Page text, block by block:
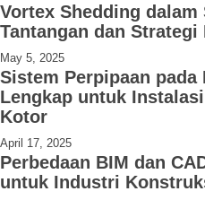
Vortex Shedding dalam
Tantangan dan Strategi
May 5, 2025
Sistem Perpipaan pada
Lengkap untuk
Kotor
April 17, 2025
Perbedaan BIM dan
untuk Industri